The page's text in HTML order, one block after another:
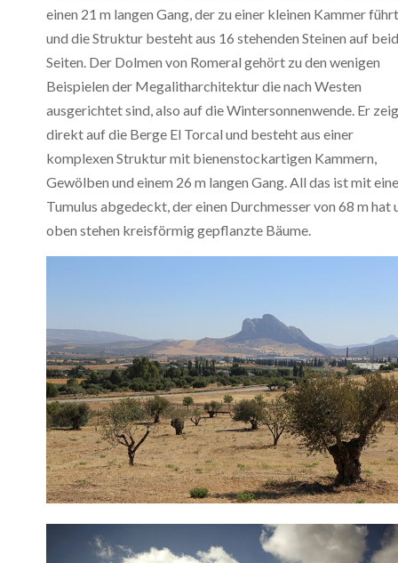
einen 21 m langen Gang, der zu einer kleinen Kammer führt
und die Struktur besteht aus 16 stehenden Steinen auf
Seiten. Der Dolmen von Romeral gehört zu den wenigen
Beispielen der Megalitharchitektur die nach Westen
ausgerichtet sind, also auf die Wintersonnenwende. Er
direkt auf die Berge El Torcal und besteht aus einer
komplexen Struktur mit bienenstockartigen Kammern,
Gewölben und einem 26 m langen Gang. All das ist mit
Tumulus abgedeckt, der einen Durchmesser von 68 m hat
oben stehen kreisförmig gepflanzte Bäume.